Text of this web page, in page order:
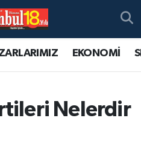
EKONOMİ
Nelerdir